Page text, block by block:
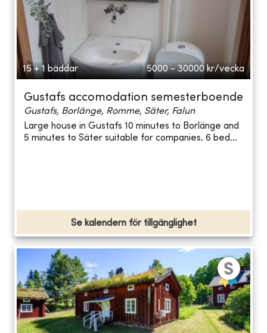
15 + 1 bäddar 5000 - 30000 kr/vecka
Gustafs accomodation semesterboende
Gustafs, Borlänge, Romme, Säter, Falun
Large house in Gustafs 10 minutes to Borlänge and
5 minutes to Säter suitable for companies. 6 bed...
Se kalendern för tillgänglighet